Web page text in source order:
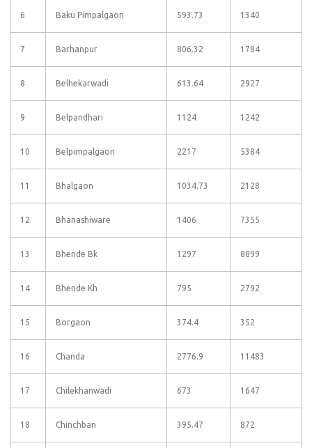
6 Baku Pimpalgaon 593.73 1340
7 Barhanpur 806.32 1784
8 Belhekarwadi 613.64 2927
9 Belpandhari 1124 1242
10 Belpimpalgaon 2217 5384
11 Bhalgaon 1034.73 2128
12 Bhanashiware 1406 7355
13 Bhende Bk 1297 8899
14 Bhende Kh 795 2792
15 Borgaon 374.4 352
16 Chanda 2776.9 11483
17 Chilekhanwadi 673 1647
18 Chinchban 395.47 872